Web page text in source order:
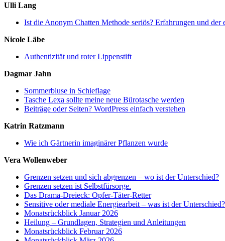
Ulli Lang
Ist die Anonym Chatten Methode seriös? Erfahrungen und der
Nicole Läbe
Authentizität und roter Lippenstift
Dagmar Jahn
Sommerbluse in Schieflage
Tasche Lexa sollte meine neue Bürotasche werden
Beiträge oder Seiten? WordPress einfach verstehen
Katrin Ratzmann
Wie ich Gärtnerin imaginärer Pflanzen wurde
Vera Wollenweber
Grenzen setzen und sich abgrenzen – wo ist der Unterschied?
Grenzen setzen ist Selbstfürsorge.
Das Drama-Dreieck: Opfer-Täter-Retter
Sensitive oder mediale Energiearbeit – was ist der Unterschied?
Monatsrückblick Januar 2026
Heilung – Grundlagen, Strategien und Anleitungen
Monatsrückblick Februar 2026